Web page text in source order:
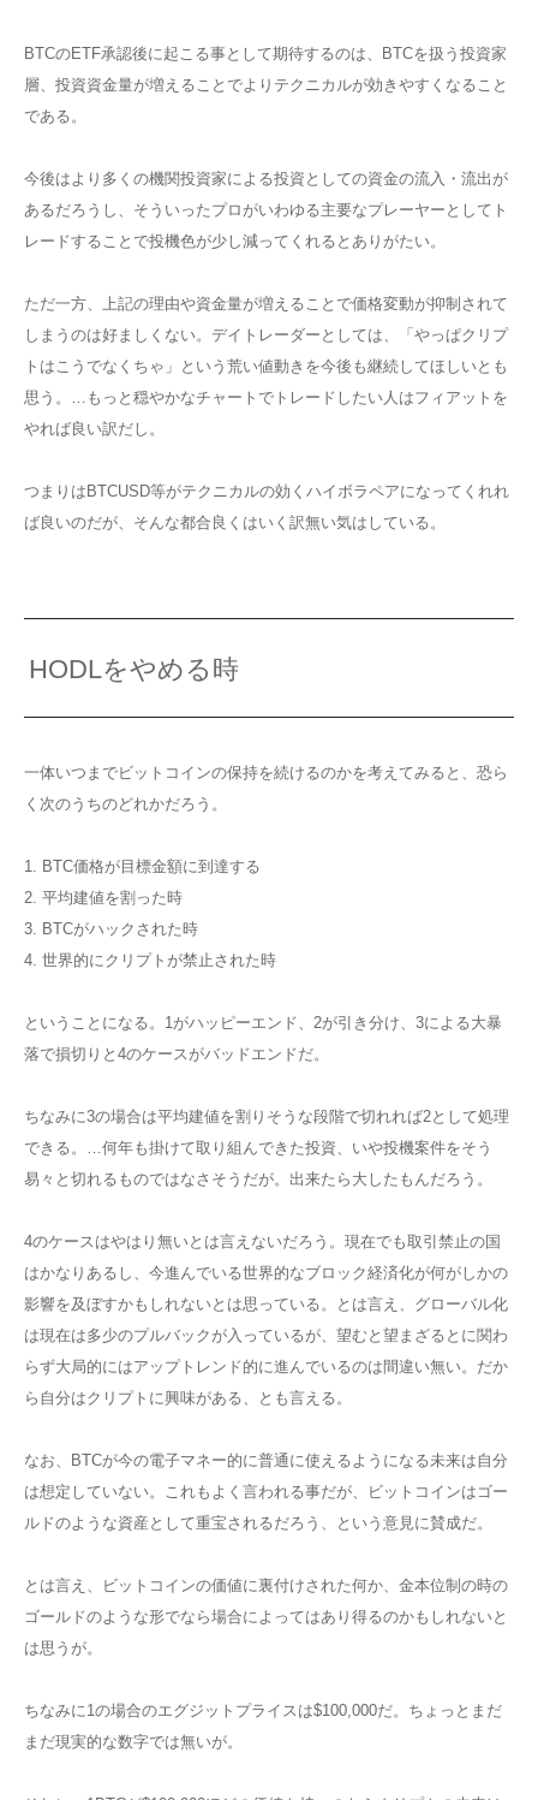
BTCのETF承認後に起こる事として期待するのは、BTCを扱う投資家
層、投資資金量が増えることでよりテクニカルが効きやすくなること
である。
今後はより多くの機関投資家による投資としての資金の流入・流出が
あるだろうし、そういったプロがいわゆる主要なプレーヤーとしてト
レードすることで投機色が少し減ってくれるとありがたい。
ただ一方、上記の理由や資金量が増えることで価格変動が抑制されて
しまうのは好ましくない。デイトレーダーとしては、「やっぱクリプ
トはこうでなくちゃ」という荒い値動きを今後も継続してほしいとも
思う。…もっと穏やかなチャートでトレードしたい人はフィアットを
やれば良い訳だし。
つまりはBTCUSD等がテクニカルの効くハイボラペアになってくれれ
ば良いのだが、そんな都合良くはいく訳無い気はしている。
HODLをやめる時
一体いつまでビットコインの保持を続けるのかを考えてみると、恐ら
く次のうちのどれかだろう。
1. BTC価格が目標金額に到達する
2. 平均建値を割った時
3. BTCがハックされた時
4. 世界的にクリプトが禁止された時
ということになる。1がハッピーエンド、2が引き分け、3による大暴
落で損切りと4のケースがバッドエンドだ。
ちなみに3の場合は平均建値を割りそうな段階で切れれば2として処理
できる。…何年も掛けて取り組んできた投資、いや投機案件をそう
易々と切れるものではなさそうだが。出来たら大したもんだろう。
4のケースはやはり無いとは言えないだろう。現在でも取引禁止の国
はかなりあるし、今進んでいる世界的なブロック経済化が何がしかの
影響を及ぼすかもしれないとは思っている。とは言え、グローバル化
は現在は多少のプルバックが入っているが、望むと望まざるとに関わ
らず大局的にはアップトレンド的に進んでいるのは間違い無い。だか
ら自分はクリプトに興味がある、とも言える。
なお、BTCが今の電子マネー的に普通に使えるようになる未来は自分
は想定していない。これもよく言われる事だが、ビットコインはゴー
ルドのような資産として重宝されるだろう、という意見に賛成だ。
とは言え、ビットコインの価値に裏付けされた何か、金本位制の時の
ゴールドのような形でなら場合によってはあり得るのかもしれないと
は思うが。
ちなみに1の場合のエグジットプライスは$100,000だ。ちょっとまだ
まだ現実的な数字では無いが。